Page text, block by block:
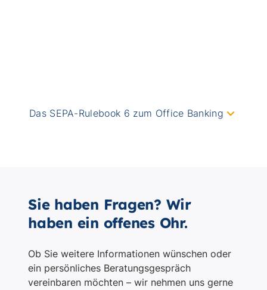
Sie haben Fragen? Wir
haben ein offenes Ohr.
Ob Sie weitere Informationen wünschen oder
ein persönliches Beratungsgespräch
vereinbaren möchten – wir nehmen uns gerne